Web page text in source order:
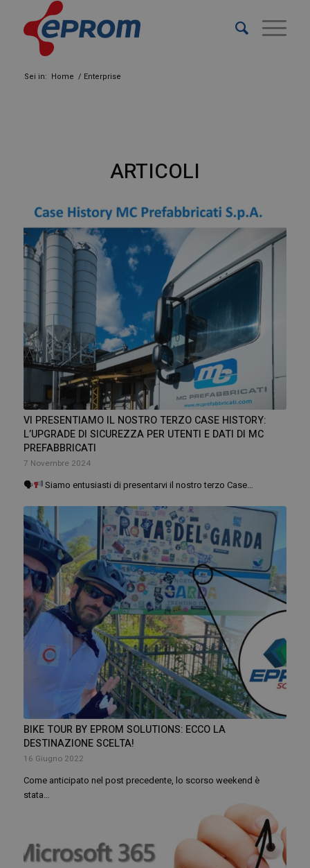
Sei in: Home / Enterprise
ARTICOLI
VI PRESENTIAMO IL NOSTRO TERZO CASE HISTORY:
L’UPGRADE DI SICUREZZA PER UTENTI E DATI DI MC
PREFABBRICATI
7 Novembre 2024
🗣 Siamo entusiasti di presentarvi il nostro terzo Case…
BIKE TOUR BY EPROM SOLUTIONS: ECCO LA
DESTINAZIONE SCELTA!
16 Giugno 2022
Come anticipato nel post precedente, lo scorso weekend è
stata…